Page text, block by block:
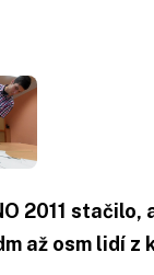
2011 stačilo,
až osm lidí z